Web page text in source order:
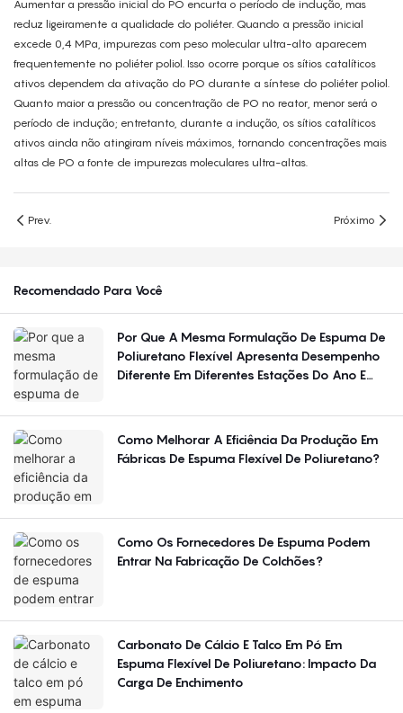
Aumentar a pressão inicial do PO encurta o período de indução, mas
reduz ligeiramente a qualidade do poliéter. Quando a pressão inicial
excede 0,4 MPa, impurezas com peso molecular ultra-alto aparecem
frequentemente no poliéter poliol. Isso ocorre porque os sítios catalíticos
ativos dependem da ativação do PO durante a síntese do poliéter poliol.
Quanto maior a pressão ou concentração de PO no reator, menor será o
período de indução; entretanto, durante a indução, os sítios catalíticos
ativos ainda não atingiram níveis máximos, tornando concentrações mais
altas de PO a fonte de impurezas moleculares ultra-altas.
Prev. Próximo
Recomendado Para Você
Por Que A Mesma Formulação De Espuma De
Poliuretano Flexível Apresenta Desempenho
Diferente Em Diferentes Estações Do Ano E
Como Melhorar A Eficiência Da Produção Em
Fábricas De Espuma Flexível De Poliuretano?
Como Os Fornecedores De Espuma Podem
Entrar Na Fabricação De Colchões?
Carbonato De Cálcio E Talco Em Pó Em
Espuma Flexível De Poliuretano: Impacto Da
Carga De Enchimento